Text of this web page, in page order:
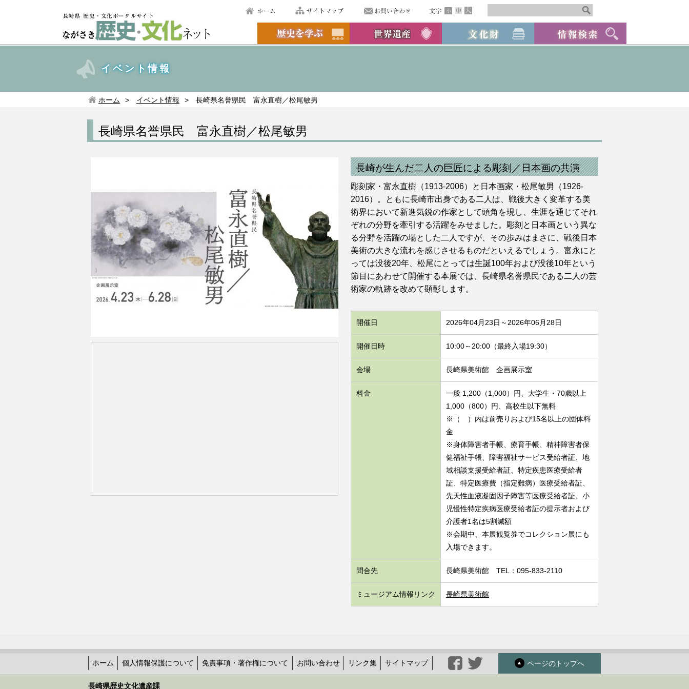
イベント情報
ホーム イベント情報 長崎県名誉県民 富永直樹／松尾敏男
長崎県名誉県民 富永直樹／松尾敏男
長崎が生んだ二人の巨匠による彫刻／日本画の共演
彫刻家・富永直樹（1913-2006）と日本画家・松尾敏男（1926-
2016）。ともに長崎市出身である二人は、戦後大きく変革する美
術界において新進気鋭の作家として頭角を現し、生涯を通じてそれ
ぞれの分野を牽引する活躍をみせました。彫刻と日本画という異な
る分野を活躍の場とした二人ですが、その歩みはまさに、戦後日本
美術の大きな流れを感じさせるものだといえるでしょう。富永にと
っては没後20年、松尾にとっては生誕100年および没後10年という
節目にあわせて開催する本展では、長崎県名誉県民である二人の芸
術家の軌跡を改めて顕彰します。
開催日 2026年04月23日～2026年06月28日
開催日時 10:00～20:00（最終入場19:30）
会場 長崎県美術館 企画展示室
料金
一般 1,200（1,000）円、大学生・70歳以上
1,000（800）円、高校生以下無料
※（ ）内は前売りおよび15名以上の団体料
金
※身体障害者手帳、療育手帳、精神障害者保
健福祉手帳、障害福祉サービス受給者証、地
域相談支援受給者証、特定疾患医療受給者
証、特定医療費（指定難病）医療受給者証、
先天性血液凝固因子障害等医療受給者証、小
児慢性特定疾病医療受給者証の提示者および
介護者1名は5割減額
※会期中、本展観覧券でコレクション展にも
入場できます。
問合先 長崎県美術館 TEL：095-833-2110
ミュージアム情報リンク 長崎県美術館
ホーム 個人情報保護について 免責事項・著作権について お問い合わせ リンク集 サイトマップ ページのトップへ
長崎県歴史文化遺産課